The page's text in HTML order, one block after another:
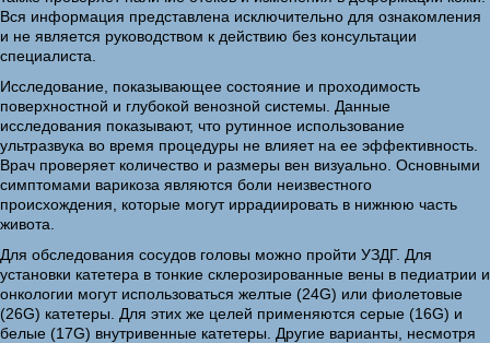
Вся информация представлена исключительно для ознакомления
и не является руководством к действию без консультации
специалиста.
Исследование, показывающее состояние и проходимость
поверхностной и глубокой венозной системы. Данные
исследования показывают, что рутинное использование
ультразвука во время процедуры не влияет на ее эффективность.
Врач проверяет количество и размеры вен визуально. Основными
симптомами варикоза являются боли неизвестного
происхождения, которые могут иррадиировать в нижнюю часть
живота.
Для обследования сосудов головы можно пройти УЗДГ. Для
установки катетера в тонкие склерозированные вены в педиатрии и
онкологии могут использоваться желтые (24G) или фиолетовые
(26G) катетеры. Для этих же целей применяются серые (16G) и
белые (17G) внутривенные катетеры. Другие варианты, несмотря